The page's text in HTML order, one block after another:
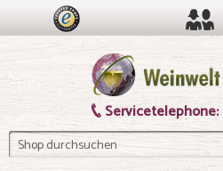
Servicetelephone: